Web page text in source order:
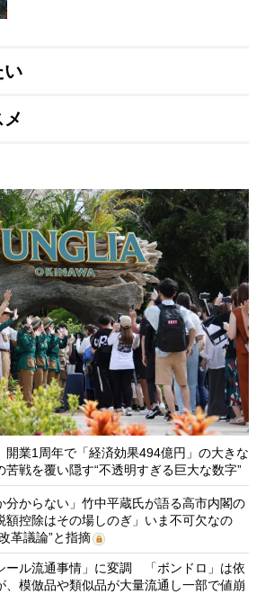
い
開業1周年で「経済効果494億円」の大きな
戦を覆い隠す“不透明すぎる巨大な数字”
分からない」竹中平蔵氏が語る高市内閣の
控除はその場しのぎ」いま不可欠なの
革議論”と指摘
ール流通事情」に変調 「ボンドロ」は依
、模倣品や類似品が大量流通し一部で値崩